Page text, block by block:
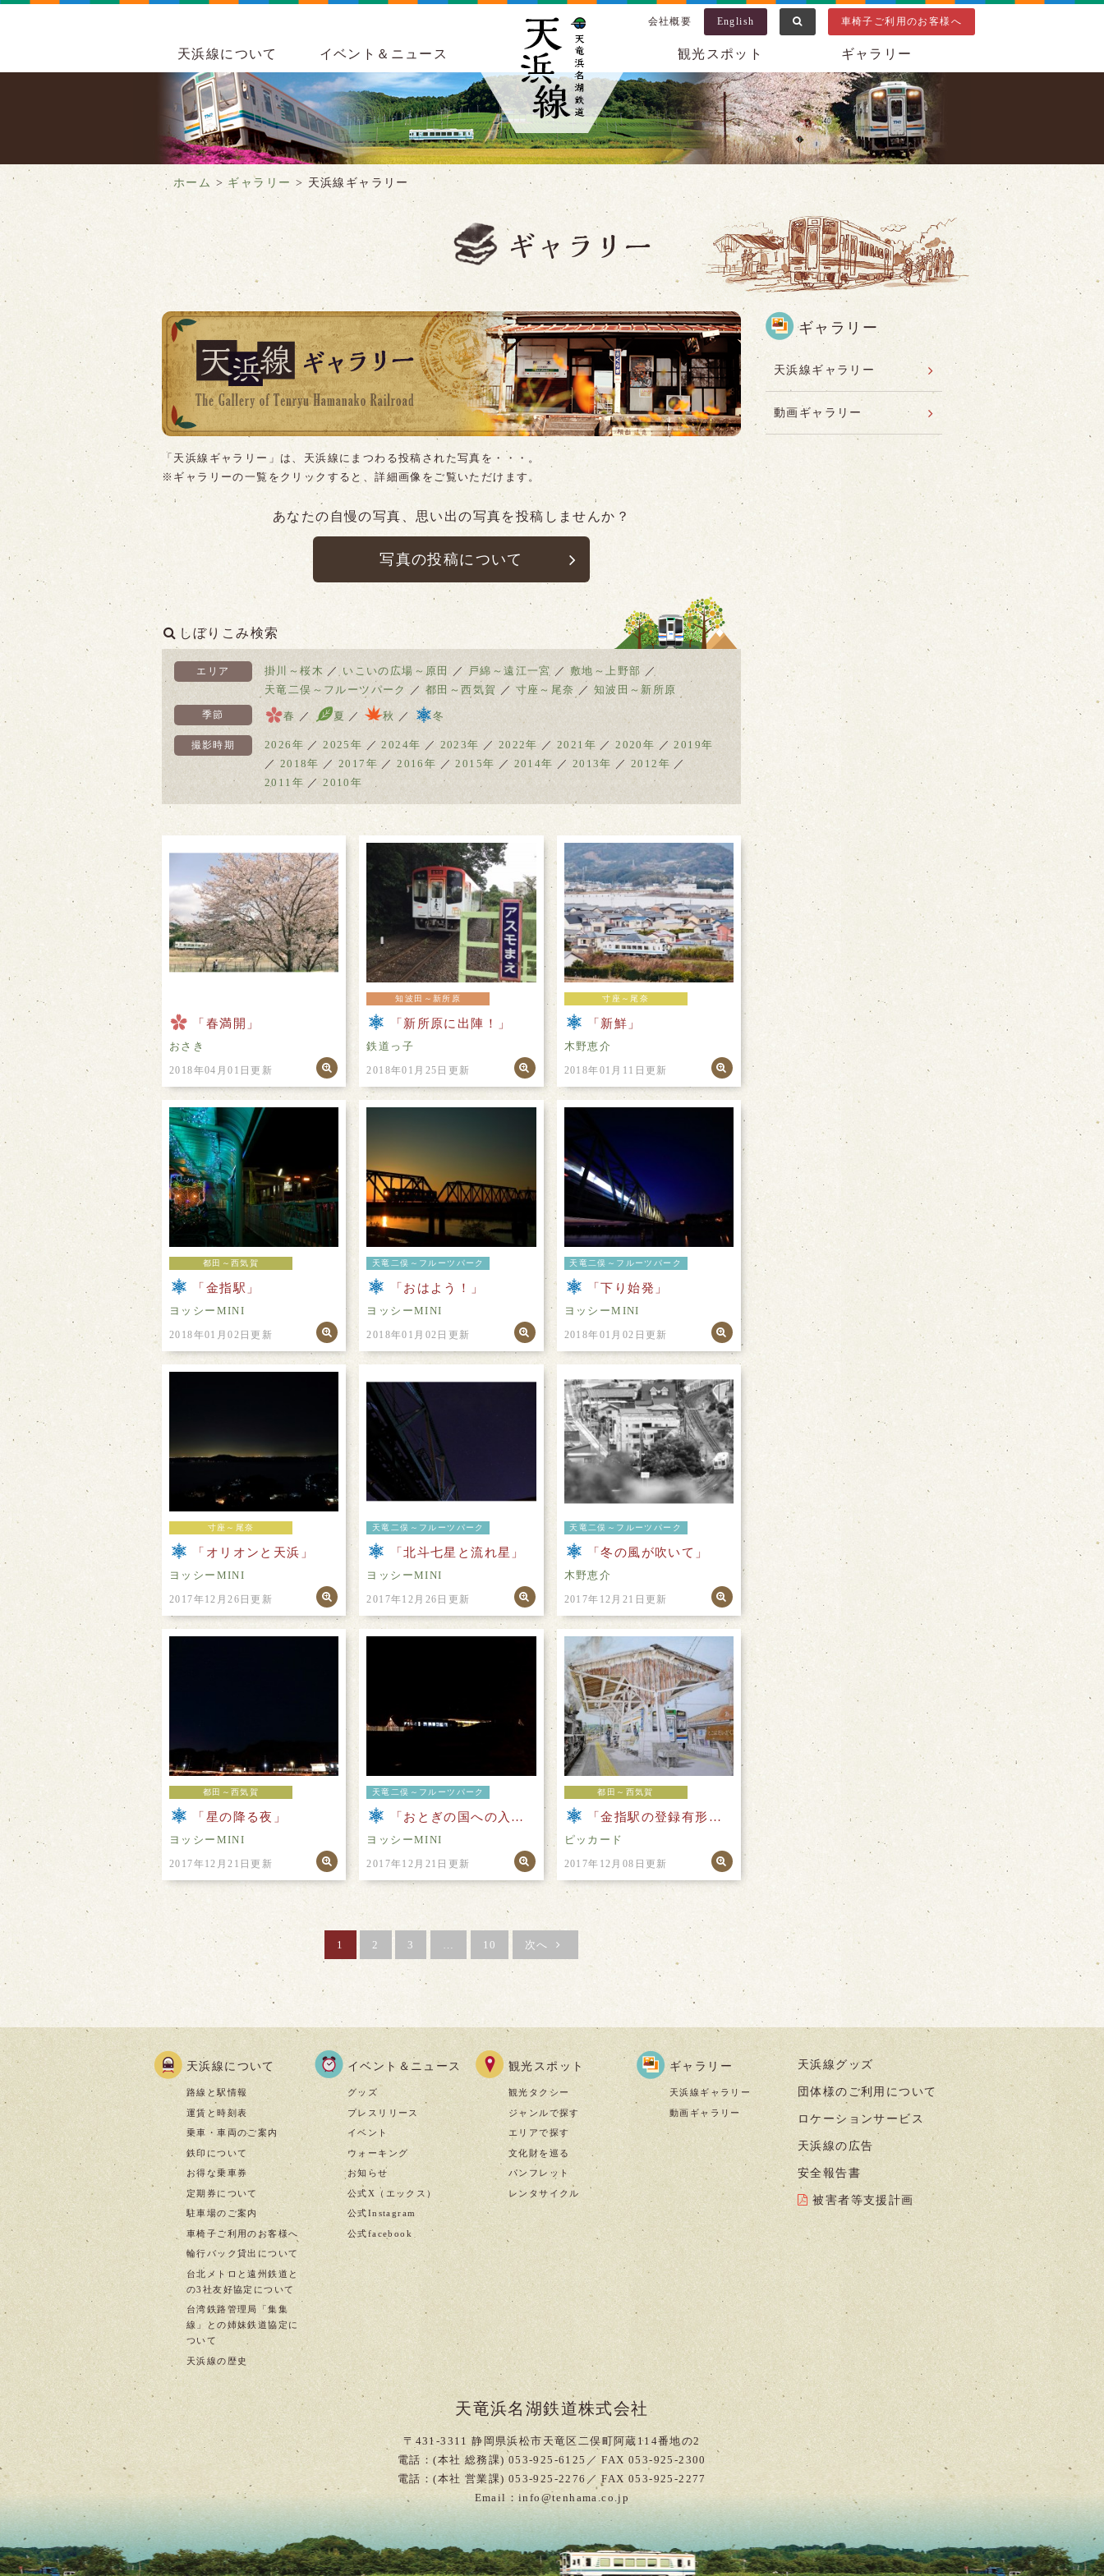
会社概要 English 車椅子ご利用のお客様へ
天浜線について イベント＆ニュース 観光スポット ギャラリー
ホーム > ギャラリー > 天浜線ギャラリー
ギャラリー
天浜線ギャラリー
動画ギャラリー
「天浜線ギャラリー」は、天浜線にまつわる投稿された写真を・・・。
※ギャラリーの一覧をクリックすると、詳細画像をご覧いただけます。
あなたの自慢の写真、思い出の写真を投稿しませんか？
写真の投稿について
しぼりこみ検索
エリア 掛川～桜木 ／ いこいの広場～原田 ／ 戸綿～遠江一宮 ／敷地～上野部 ／
天竜二俣～フルーツパーク ／都田～西気賀 ／ 寸座～尾奈 ／ 知波田～新所原
季節 春 ／ 夏 ／ 秋 ／ 冬
撮影時期 2026年 ／2025年 ／2024年 ／ 2023年 ／ 2022年 ／2021年 ／2020年 ／2019年
／ 2018年 ／2017年／2016年 ／2015年 ／ 2014年 ／ 2013年 ／2012年 ／
2011年 ／2010年
「春満開」
おさき
2018年04月01日更新
知波田～新所原
「新所原に出陣！」
鉄道っ子
2018年01月25日更新
寸座～尾奈
「新鮮」
木野恵介
2018年01月11日更新
都田～西気賀
「金指駅」
ヨッシーMINI
2018年01月02日更新
天竜二俣～フルーツパーク
「おはよう！」
ヨッシーMINI
2018年01月02日更新
天竜二俣～フルーツパーク
「下り始発」
ヨッシーMINI
2018年01月02日更新
寸座～尾奈
「オリオンと天浜」
ヨッシーMINI
2017年12月26日更新
天竜二俣～フルーツパーク
「北斗七星と流れ星」
ヨッシーMINI
2017年12月26日更新
天竜二俣～フルーツパーク
「冬の風が吹いて」
木野恵介
2017年12月21日更新
都田～西気賀
「星の降る夜」
ヨッシーMINI
2017年12月21日更新
天竜二俣～フルーツパーク
「おとぎの国への入り口」
ヨッシーMINI
2017年12月21日更新
都田～西気賀
「金指駅の登録有形文化財とC58」
ピッカード
2017年12月08日更新
1 2 3 … 10 次へ
天浜線について
路線と駅情報
運賃と時刻表
乗車・車両のご案内
鉄印について
お得な乗車券
定期券について
駐車場のご案内
車椅子ご利用のお客様へ
輪行バック貸出について
台北メトロと遠州鉄道と
の3社友好協定について
台湾鉄路管理局「集集
線」との姉妹鉄道協定に
ついて
天浜線の歴史
イベント＆ニュース
グッズ
プレスリリース
イベント
ウォーキング
お知らせ
公式X（エックス）
公式Instagram
公式facebook
観光スポット
観光タクシー
ジャンルで探す
エリアで探す
文化財を巡る
パンフレット
レンタサイクル
ギャラリー
天浜線ギャラリー
動画ギャラリー
天浜線グッズ
団体様のご利用について
ロケーションサービス
天浜線の広告
安全報告書
被害者等支援計画
天竜浜名湖鉄道株式会社
〒431-3311 静岡県浜松市天竜区二俣町阿蔵114番地の2
電話：(本社 総務課) 053-925-6125／ FAX 053-925-2300
電話：(本社 営業課) 053-925-2276／ FAX 053-925-2277
Email：info@tenhama.co.jp